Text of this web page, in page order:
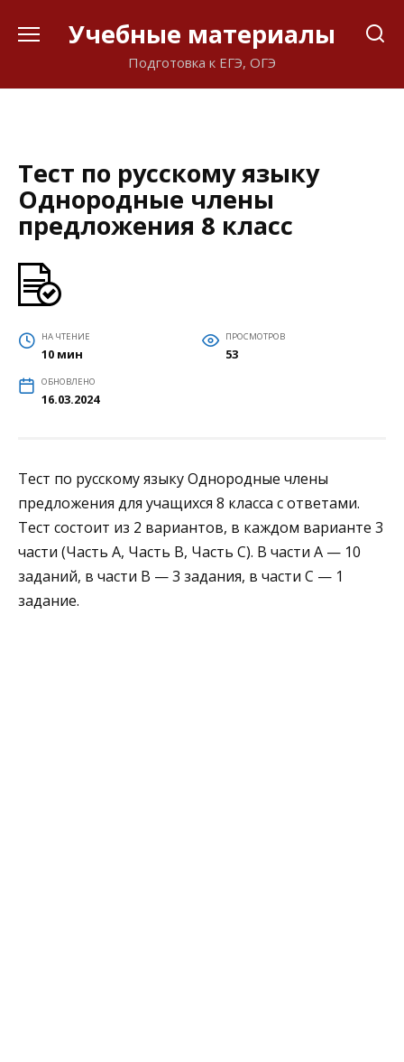
Учебные материалы
Подготовка к ЕГЭ, ОГЭ
Тест по русскому языку
Однородные члены
предложения 8 класс
НА ЧТЕНИЕ
10 мин
ПРОСМОТРОВ
53
ОБНОВЛЕНО
16.03.2024
Тест по русскому языку Однородные члены
предложения для учащихся 8 класса с ответами.
Тест состоит из 2 вариантов, в каждом варианте 3
части (Часть А, Часть В, Часть С). В части А — 10
заданий, в части В — 3 задания, в части С — 1
задание.